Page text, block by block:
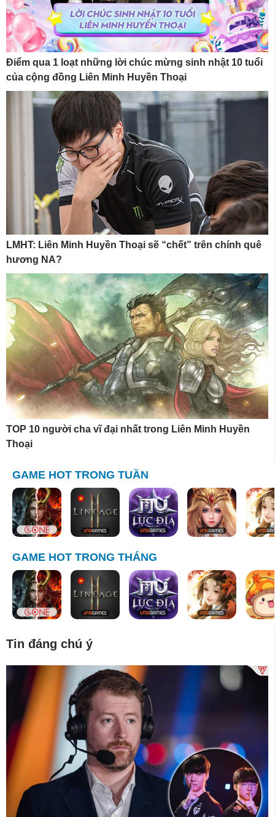
Điểm qua 1 loạt những lời chúc mừng sinh nhật 10 tuổi
của cộng đồng Liên Minh Huyền Thoại
LMHT: Liên Minh Huyền Thoại sẽ “chết” trên chính quê
hương NA?
TOP 10 người cha vĩ đại nhất trong Liên Minh Huyền
Thoại
GAME HOT TRONG TUẦN
GAME HOT TRONG THÁNG
Tin đáng chú ý